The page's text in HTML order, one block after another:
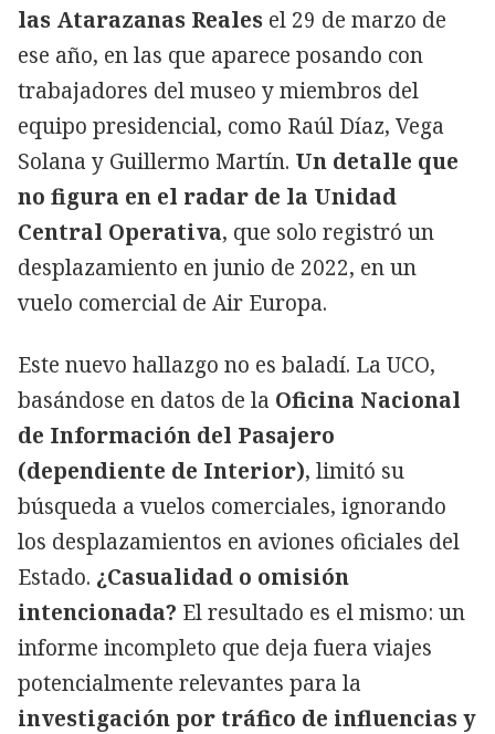
las Atarazanas Reales el 29 de marzo de
ese año, en las que aparece posando con
trabajadores del museo y miembros del
equipo presidencial, como Raúl Díaz, Vega
Solana y Guillermo Martín. Un detalle que
no figura en el radar de la Unidad
Central Operativa, que solo registró un
desplazamiento en junio de 2022, en un
vuelo comercial de Air Europa.
Este nuevo hallazgo no es baladí. La UCO,
basándose en datos de la Oficina Nacional
de Información del Pasajero
(dependiente de Interior), limitó su
búsqueda a vuelos comerciales, ignorando
los desplazamientos en aviones oficiales del
Estado. ¿Casualidad o omisión
intencionada? El resultado es el mismo: un
informe incompleto que deja fuera viajes
potencialmente relevantes para la
investigación por tráfico de influencias y